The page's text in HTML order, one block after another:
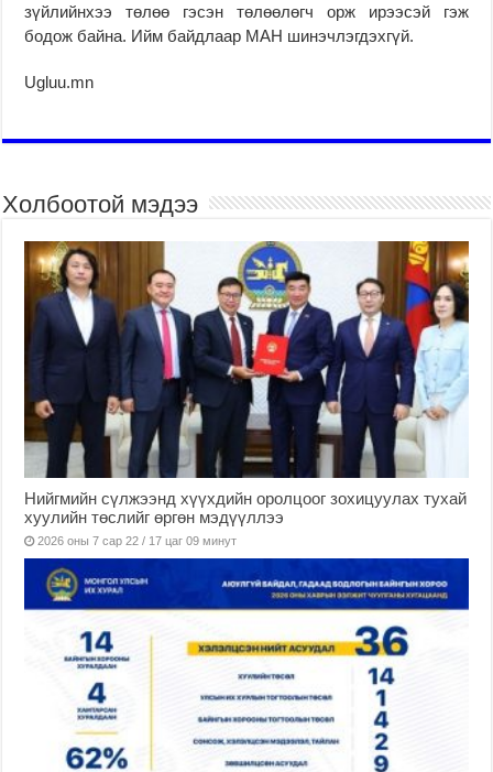
зүйлийнхээ төлөө гэсэн төлөөлөгч орж ирээсэй гэж
бодож байна. Ийм байдлаар МАН шинэчлэгдэхгүй.
Ugluu.mn
Холбоотой мэдээ
Нийгмийн сүлжээнд хүүхдийн оролцоог зохицуулах тухай
хуулийн төслийг өргөн мэдүүллээ
2026 оны 7 сар 22 / 17 цаг 09 минут